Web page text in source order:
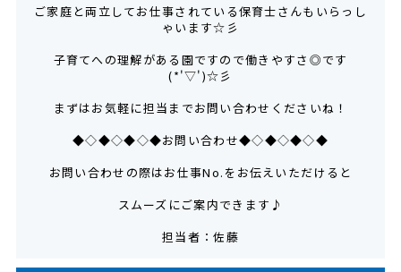
ご家庭と両立してお仕事されている保育士さんもいらっし
ゃいます☆彡
子育てへの理解がある園ですので働きやすさ◎です
(*'▽')☆彡
まずはお気軽に担当までお問い合わせくださいね！
◆◇◆◇◆◇◆お問い合わせ◆◇◆◇◆◇◆
お問い合わせの際はお仕事No.をお伝えいただけると
スムーズにご案内できます♪
担当者：佐藤